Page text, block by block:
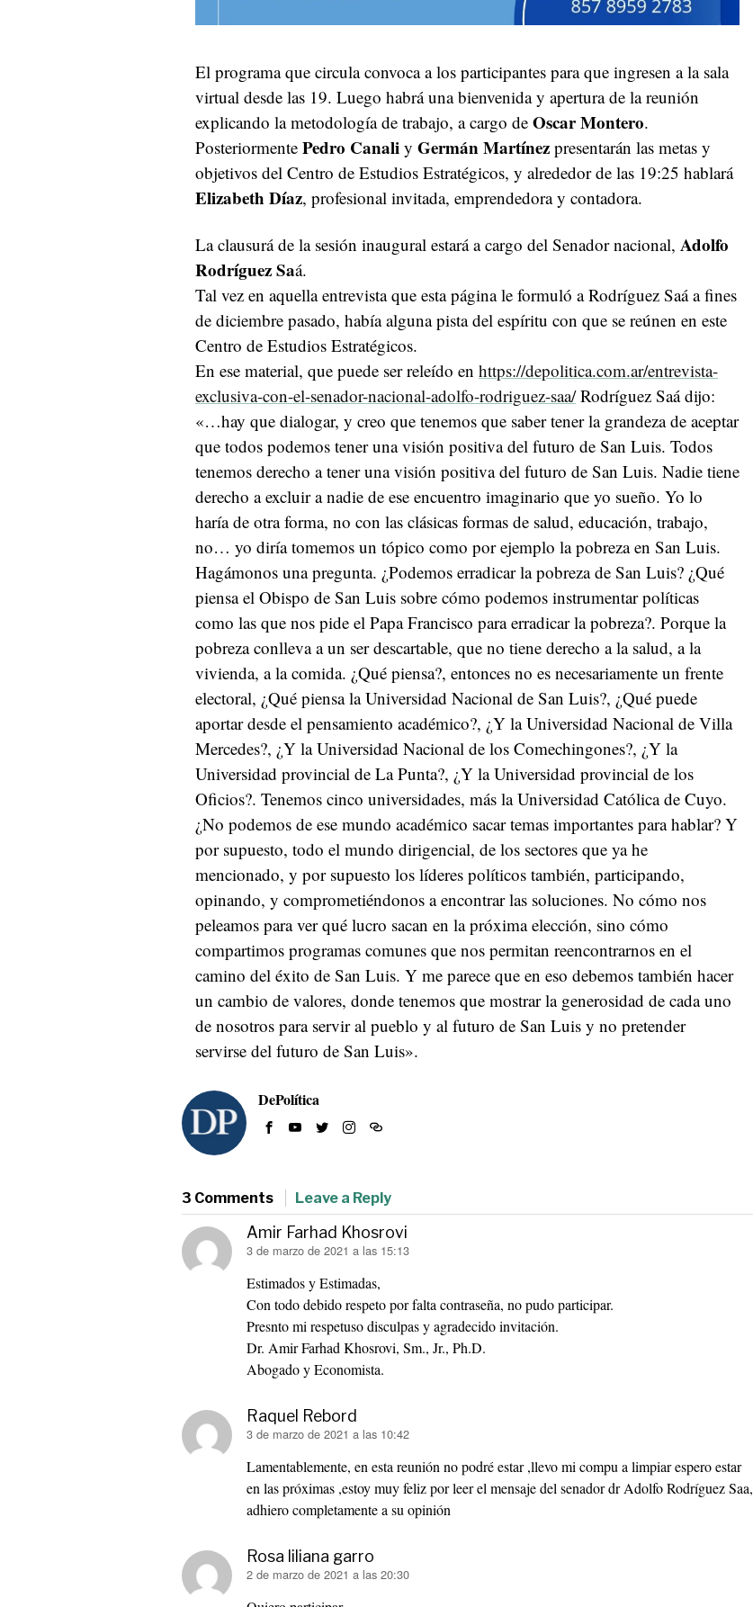
El programa que circula convoca a los participantes para que ingresen a la sala
virtual desde las 19. Luego habrá una bienvenida y apertura de la reunión
explicando la metodología de trabajo, a cargo de Oscar Montero.
Posteriormente Pedro Canali y Germán Martínez presentarán las metas y
objetivos del Centro de Estudios Estratégicos, y alrededor de las 19:25 hablará
Elizabeth Díaz, profesional invitada, emprendedora y contadora.
La clausurá de la sesión inaugural estará a cargo del Senador nacional, Adolfo
Rodríguez Saá.
Tal vez en aquella entrevista que esta página le formuló a Rodríguez Saá a fines
de diciembre pasado, había alguna pista del espíritu con que se reúnen en este
Centro de Estudios Estratégicos.
En ese material, que puede ser releído en https://depolitica.com.ar/entrevista-
exclusiva-con-el-senador-nacional-adolfo-rodriguez-saa/Rodríguez Saá dijo:
«…hay que dialogar, y creo que tenemos que saber tener la grandeza de aceptar
que todos podemos tener una visión positiva del futuro de San Luis. Todos
tenemos derecho a tener una visión positiva del futuro de San Luis. Nadie tiene
derecho a excluir a nadie de ese encuentro imaginario que yo sueño. Yo lo
haría de otra forma, no con las clásicas formas de salud, educación, trabajo,
no… yo diría tomemos un tópico como por ejemplo la pobreza en San Luis.
Hagámonos una pregunta. ¿Podemos erradicar la pobreza de San Luis? ¿Qué
piensa el Obispo de San Luis sobre cómo podemos instrumentar políticas
como las que nos pide el Papa Francisco para erradicar la pobreza?. Porque la
pobreza conlleva a un ser descartable, que no tiene derecho a la salud, a la
vivienda, a la comida. ¿Qué piensa?, entonces no es necesariamente un frente
electoral, ¿Qué piensa la Universidad Nacional de San Luis?, ¿Qué puede
aportar desde el pensamiento académico?, ¿Y la Universidad Nacional de Villa
Mercedes?, ¿Y la Universidad Nacional de los Comechingones?, ¿Y la
Universidad provincial de La Punta?, ¿Y la Universidad provincial de los
Oficios?. Tenemos cinco universidades, más la Universidad Católica de Cuyo.
¿No podemos de ese mundo académico sacar temas importantes para hablar? Y
por supuesto, todo el mundo dirigencial, de los sectores que ya he
mencionado, y por supuesto los líderes políticos también, participando,
opinando, y comprometiéndonos a encontrar las soluciones. No cómo nos
peleamos para ver qué lucro sacan en la próxima elección, sino cómo
compartimos programas comunes que nos permitan reencontrarnos en el
camino del éxito de San Luis. Y me parece que en eso debemos también hacer
un cambio de valores, donde tenemos que mostrar la generosidad de cada uno
de nosotros para servir al pueblo y al futuro de San Luis y no pretender
servirse del futuro de San Luis».
DePolítica
3 Comments Leave a Reply
Amir Farhad Khosrovi
dice:
3 de marzo de 2021 a las 15:13
Estimados y Estimadas,
Con todo debido respeto por falta contraseña, no pudo participar.
Presnto mi respetuso disculpas y agradecido invitación.
Dr. Amir Farhad Khosrovi, Sm., Jr., Ph.D.
Abogado y Economista.
Raquel Rebord
dice:
3 de marzo de 2021 a las 10:42
Lamentablemente, en esta reunión no podré estar ,llevo mi compu a limpiar espero estar
en las próximas ,estoy muy feliz por leer el mensaje del senador dr Adolfo Rodríguez Saa,
adhiero completamente a su opinión
Rosa liliana garro
dice:
2 de marzo de 2021 a las 20:30